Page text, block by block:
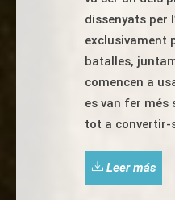
dissenyats per
exclusivament
batalles,
comencen a
es van fer
tot a convertir-
Leer más